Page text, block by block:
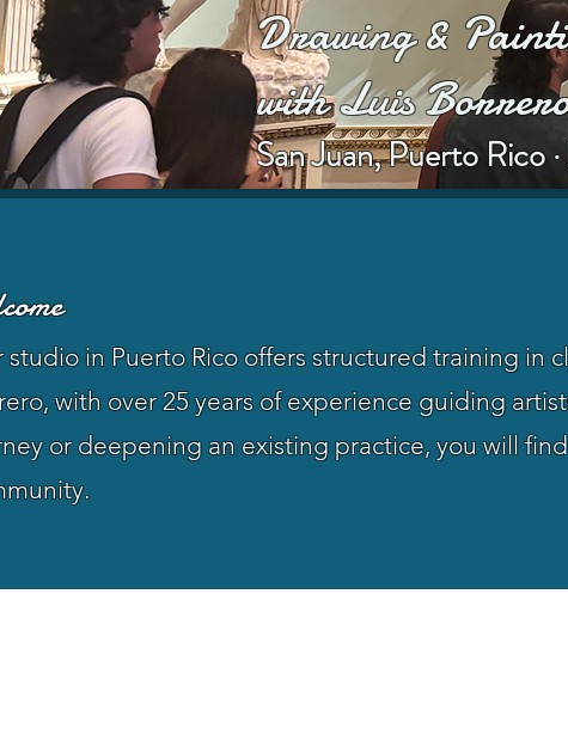
Drawing &
with Luis
​San Juan, Puerto Rico
studio in Puerto Rico offers structured training
with over 25 years of experience guiding
or deepening an existing practice, you will